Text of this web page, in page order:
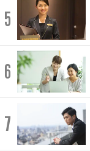
5
6
7